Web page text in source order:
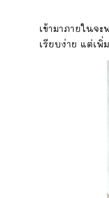
เข้ามาภายใน
เรียบง่าย แต่เ